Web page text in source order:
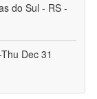
do Sul - RS -
Dec 31